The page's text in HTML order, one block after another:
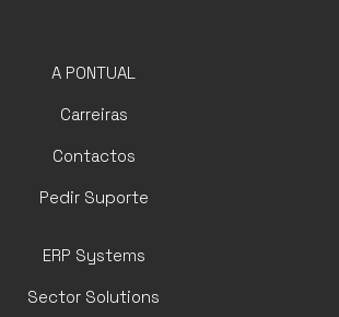
A PONTUAL
Carreiras
Contactos
Pedir Suporte
ERP Systems
Sector Solutions